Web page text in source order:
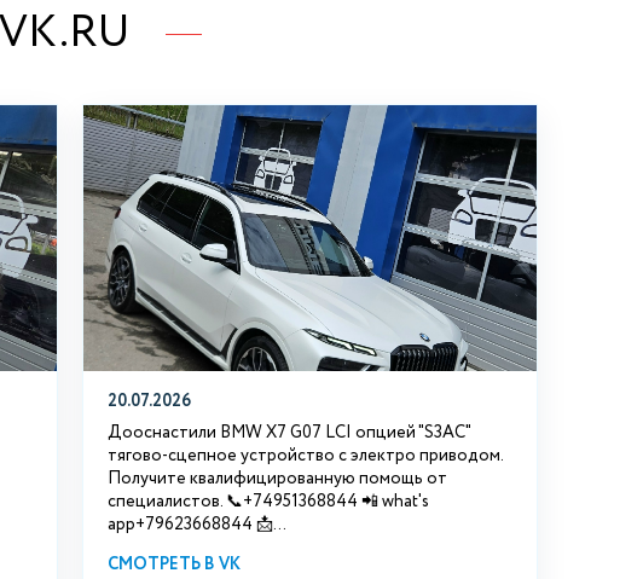
20.07.2026
Дооснастили BMW Х7 G07 LCI опцией "S3АС"
тягово-сцепное устройство с электро приводом.
Получите квалифицированную помощь от
специалистов. 📞+74951368844 📲 what's
app+79623668844 📩...
СМОТРЕТЬ В VK